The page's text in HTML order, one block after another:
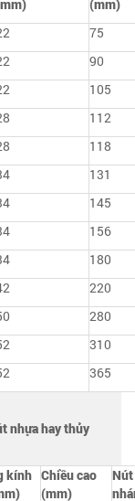
(mm)
75
90
105
112
118
131
145
156
180
220
280
310
365
nhựa hay thủy
kính Chiều cao
(mm)
Nút